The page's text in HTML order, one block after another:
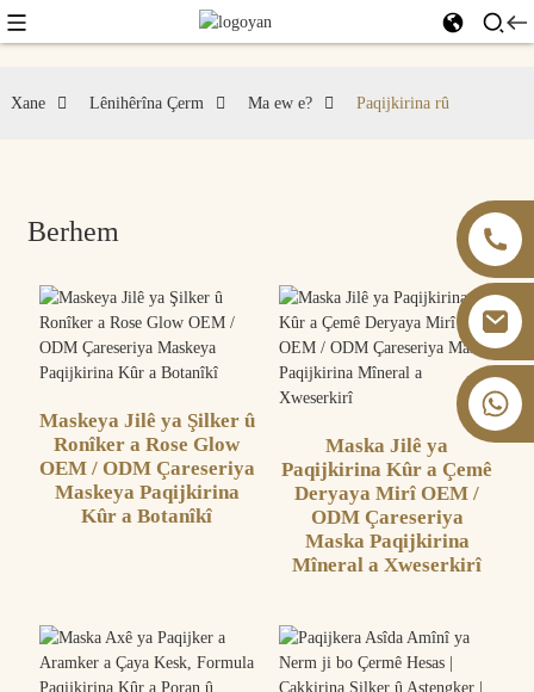
+86 13826059902
Xane Lênihêrîna Çerm Ma ew e? Paqijkirina rû
Berhem
Maskeya Jilê ya Şilker û
Ronîker a Rose Glow
OEM / ODM Çareseriya
Maskeya Paqijkirina
Kûr a Botanîkî
Maska Jilê ya
Paqijkirina Kûr a Çemê
Deryaya Mirî OEM /
ODM Çareseriya
Maska Paqijkirina
Mîneral a Xweserkirî